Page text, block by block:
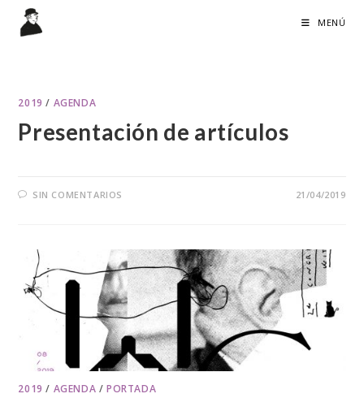
MENÚ
2019 / AGENDA
Presentación de artículos
SIN COMENTARIOS 21/04/2019
2019 / AGENDA /PORTADA